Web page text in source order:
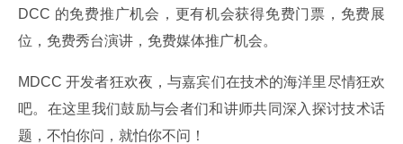
DCC 的免费推广机会，更有机会获得免费门票，免费展
位，免费秀台演讲，免费媒体推广机会。
MDCC 开发者狂欢夜，与嘉宾们在技术的海洋里尽情狂欢
吧。在这里我们鼓励与会者们和讲师共同深入探讨技术话
题，不怕你问，就怕你不问！